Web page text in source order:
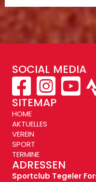
SOCIAL MEDIA
SITEMAP
HOME
AKTUELLES
VEREIN
SPORT
TERMINE
ADRESSEN
Sportclub Tegeler